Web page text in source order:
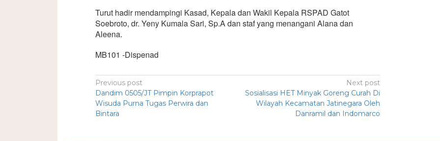
Turut hadir mendampingi Kasad, Kepala dan Wakil Kepala RSPAD Gatot
Soebroto, dr. Yeny Kumala Sari, Sp.A dan staf yang menangani Alana dan
Aleena.
MB101 -Dispenad
Previous post
Dandim 0505/JT Pimpin Korprapot
Wisuda Purna Tugas Perwira dan
Bintara
Next post
Sosialisasi HET Minyak Goreng Curah Di
Wilayah Kecamatan Jatinegara Oleh
Danramil dan Indomarco